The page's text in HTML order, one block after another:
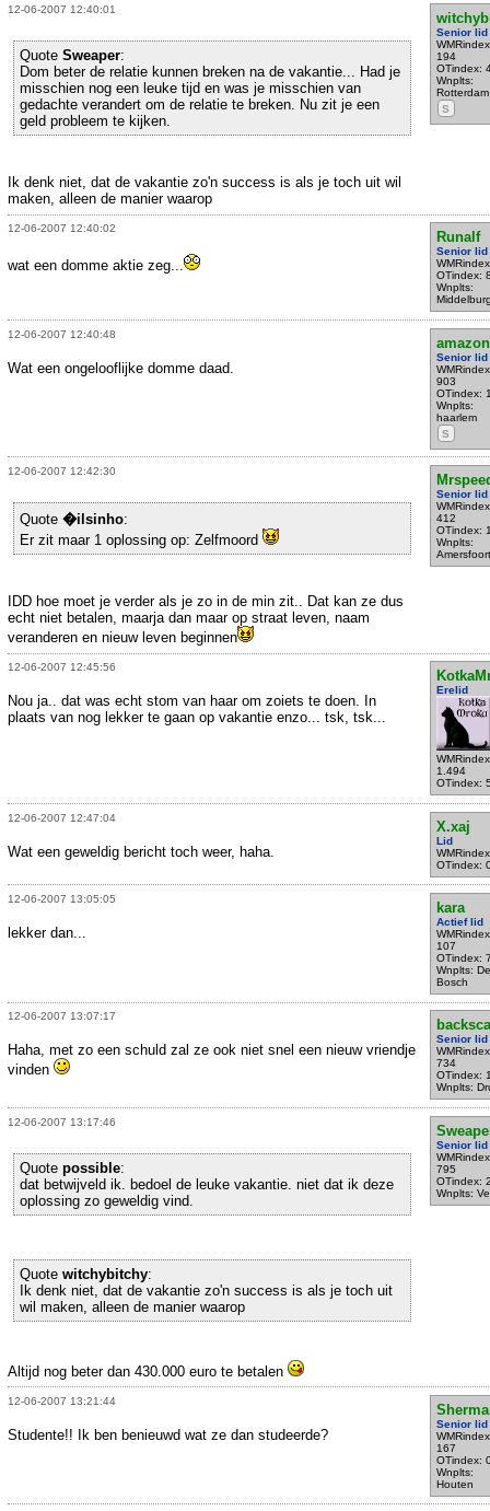
12-06-2007 12:40:01
Senior lid
194
OTindex:
Wnplts:
Rotterdam
S
Quote Sweaper:
Dom beter de relatie kunnen breken na de vakantie... Had je
misschien nog een leuke tijd en was je misschien van
gedachte verandert om de relatie te breken. Nu zit je een
geld probleem te kijken.
Ik denk niet, dat de vakantie zo'n success is als je toch uit wil
maken, alleen de manier waarop
12-06-2007 12:40:02
Runalf
Senior lid
OTindex:
Wnplts:
wat een domme aktie zeg...
12-06-2007 12:40:48
Senior lid
903
OTindex:
Wnplts:
haarlem
S
Wat een ongelooflijke domme daad.
12-06-2007 12:42:30
Senior lid
412
OTindex:
Wnplts:
Amersfoort
Quote �ilsinho:
Er zit maar 1 oplossing op: Zelfmoord
IDD hoe moet je verder als je zo in de min zit.. Dat kan ze dus
echt niet betalen, maarja dan maar op straat leven, naam
veranderen en nieuw leven beginnen
12-06-2007 12:45:56
Erelid
1.494
OTindex:
Nou ja.. dat was echt stom van haar om zoiets te doen. In
plaats van nog lekker te gaan op vakantie enzo... tsk, tsk...
12-06-2007 12:47:04
X.xaj
Lid
OTindex:
Wat een geweldig bericht toch weer, haha.
12-06-2007 13:05:05
kara
Actief lid
107
OTindex:
Wnplts:
Bosch
lekker dan...
12-06-2007 13:07:17
Senior lid
734
OTindex:
Wnplts:
Haha, met zo een schuld zal ze ook niet snel een nieuw vriendje
vinden
12-06-2007 13:17:46
Senior lid
795
OTindex:
Wnplts:
Quote possible:
dat betwijveld ik. bedoel de leuke vakantie. niet dat ik deze
oplossing zo geweldig vind.
Quote witchybitchy:
Ik denk niet, dat de vakantie zo'n success is als je toch uit
wil maken, alleen de manier waarop
Altijd nog beter dan 430.000 euro te betalen
12-06-2007 13:21:44
Senior lid
167
OTindex:
Wnplts:
Houten
Studente!! Ik ben benieuwd wat ze dan studeerde?